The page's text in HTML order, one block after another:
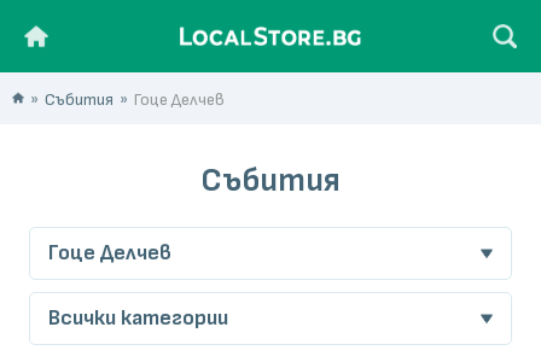
Събития Гоце Делчев
Събития
Гоце Делчев
Всички категории